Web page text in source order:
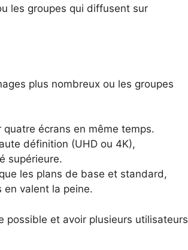
les groupes qui diffusent sur
plus nombreux ou les groupes
écrans en même temps.
définition (UHD ou 4K),
supérieure.
les plans de base et standard,
en valent la peine.
possible et avoir plusieurs utilisateurs